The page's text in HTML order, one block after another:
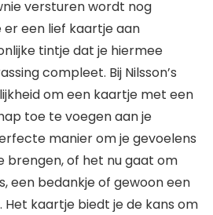
versturen wordt nog
een lief kaartje aan
tintje dat je hiermee
compleet. Bij Nilsson’s
om een kaartje met een
toe te voegen aan je
manier om je gevoelens
brengen, of het nu gaat om
een bedankje of gewoon een
kaartje biedt je de kans om